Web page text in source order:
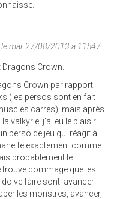
le mar 27/08/2013 à 11h47
Dragons Crown.
Crown par rapport
(les persos sont en fait
carrés), mais après
valkyrie, j'ai eu le plaisir
perso de jeu qui réagit à
exactement comme
probablement le
trouve dommage que les
faire sont: avancer
les monstres, avancer,